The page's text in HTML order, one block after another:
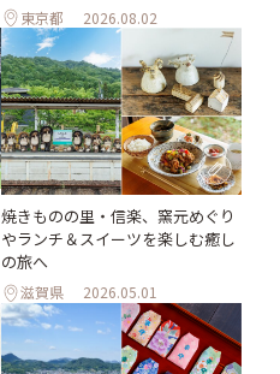
東京都 2026.08.02
焼きものの里・信楽、窯元めぐり
やランチ＆スイーツを楽しむ癒し
の旅へ
滋賀県 2026.05.01